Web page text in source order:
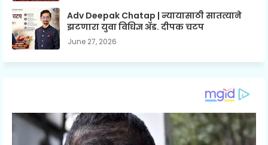
Adv Deepak Chatap | न्यायासाठी सातत्याने
झटणारा युवा विधिज्ञ अ‍ॅड. दीपक चटप
June 27, 2026